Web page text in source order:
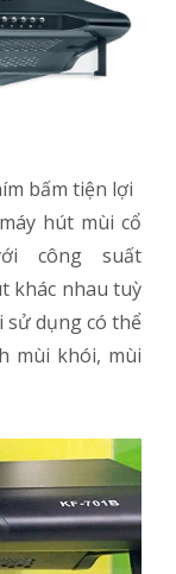
bấm tiện lợi
hút mùi cổ
công suất
khác nhau tuỳ
dụng có thể
mùi khói, mùi